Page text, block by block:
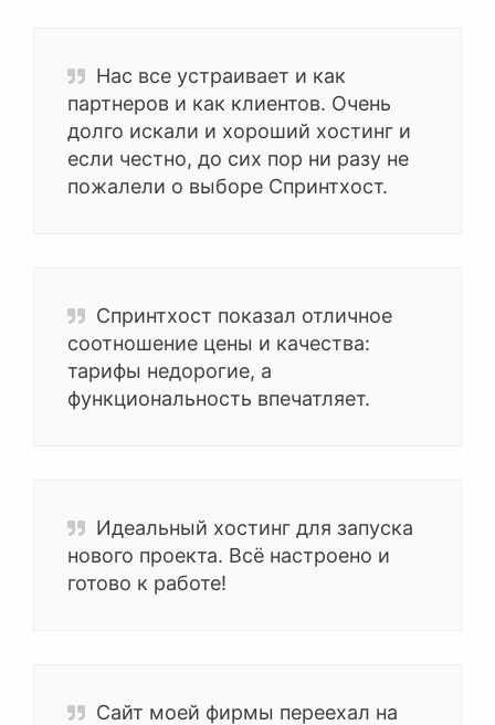
Нас все устраивает и как
партнеров и как клиентов. Очень
долго искали и хороший хостинг и
если честно, до сих пор ни разу не
пожалели о выборе Спринтхост.
Спринтхост показал отличное
соотношение цены и качества:
тарифы недорогие, а
функциональность впечатляет.
Идеальный хостинг для запуска
нового проекта. Всё настроено и
готово к работе!
Сайт моей фирмы переехал на